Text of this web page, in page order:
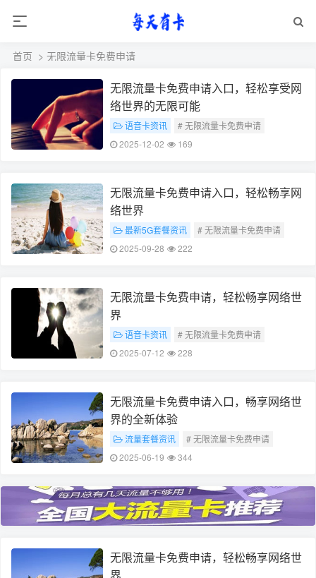
首页 > 无限流量卡免费申请
无限流量卡免费申请入口，轻松享受网
络世界的无限可能
语音卡资讯
# 无限流量卡免费申请
# 网络世界无限可能
2025-12-02 169
无限流量卡免费申请入口，轻松畅享网
络世界
最新5G套餐资讯
# 无限流量卡免费申请
# 畅享网络世界
2025-09-28 222
无限流量卡免费申请，轻松畅享网络世
界
语音卡资讯
# 无限流量卡免费申请
# 畅享网络世界
2025-07-12 228
无限流量卡免费申请入口，畅享网络世
界的全新体验
流量套餐资讯
# 无限流量卡免费申请
# 畅享网络世界体验
2025-06-19 344
无限流量卡免费申请，轻松畅享网络世
界